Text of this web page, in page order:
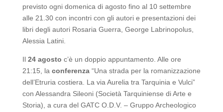
previsto ogni domenica di agosto fino al 10 settembre
alle 21.30 con incontri con gli autori e presentazioni dei
libri degli autori Rosaria Guerra, George Labrinopolus,
Alessia Latini.
Il 24 agosto c’è un doppio appuntamento. Alle ore
21:15, la conferenza“Una strada per la romanizzazione
dell’Etruria costiera. La via Aurelia tra Tarquinia e Vulci”
con Alessandra Sileoni (Società Tarquiniense di Arte e
Storia), a cura del GATC O.D.V. – Gruppo Archeologico